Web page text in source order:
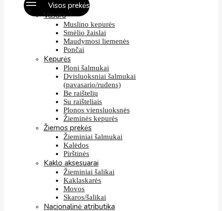
Visos prekės
Vasara
Muslino kepurės
Smėlio žaislai
Maudymosi liemenės
Pončai
Kepurės
Ploni šalmukai
Dvisluoksniai šalmukai
(pavasario/rudens)
Be raištelių
Su raišteliais
Plonos viensluoksnės
Žieminės kepurės
Žiemos prekės
Žieminiai šalmukai
Kalėdos
Pirštinės
Kaklo aksesuarai
Žieminiai šalikai
Kaklaskarės
Movos
Skaros/šalikai
Nacionalinė atributika